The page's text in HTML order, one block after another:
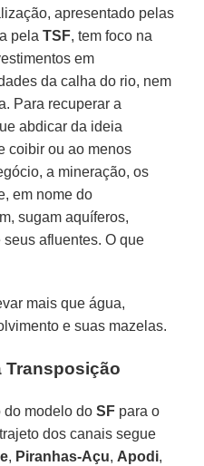
apresentado pelas
pelaTSF, tem foco na
em
da calha do rio, nem
Para recuperar a
abdicar da ideia
coibir ou ao menos
a mineração, os
em nome do
sugam aquíferos,
afluentes. O que
mais que água,
e suas mazelas.
Transposição
do modelo doSF para o
dos canais segue
, Piranhas-Açu, Apodi,